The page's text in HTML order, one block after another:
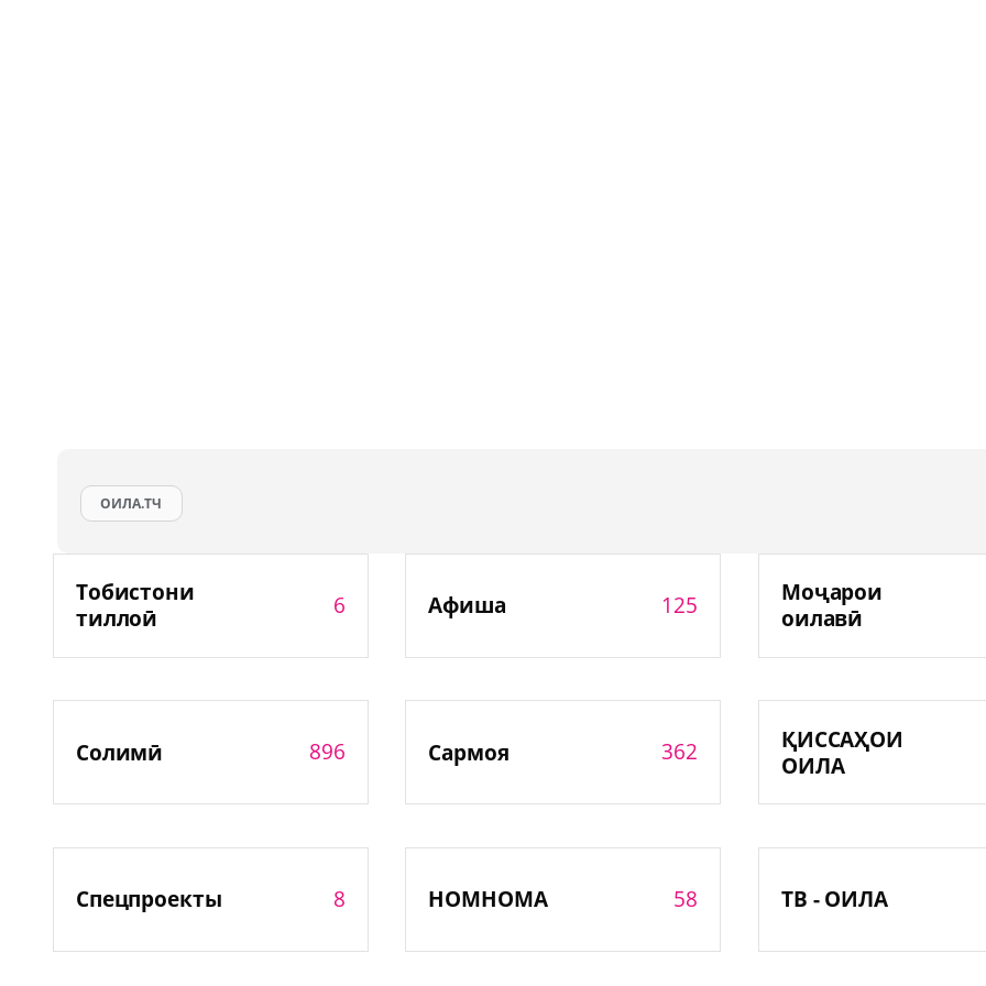
ОИЛА.ТЧ
Тобистони
тиллоӣ
6 Афиша 125
Моҷарои
оилавӣ
Солимӣ 896 Сармоя 362
ҚИССАҲОИ
ОИЛА
Спецпроекты 8 НОМНОМА 58 ТВ - ОИЛА